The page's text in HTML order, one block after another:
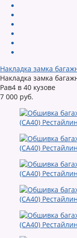
Накладка замка
Накладка замка
Рав4 в 40 кузове
7 000 руб.